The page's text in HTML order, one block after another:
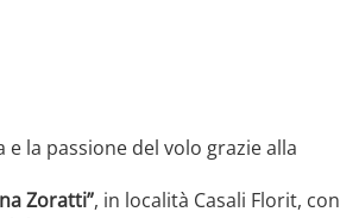
e la passione del volo grazie alla
Zoratti”, in località Casali Florit, con